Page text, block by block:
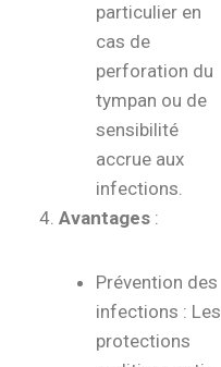
particulier en
cas de
perforation du
tympan ou de
sensibilité
accrue aux
infections.
Avantages :
Prévention des
infections : Les
protections